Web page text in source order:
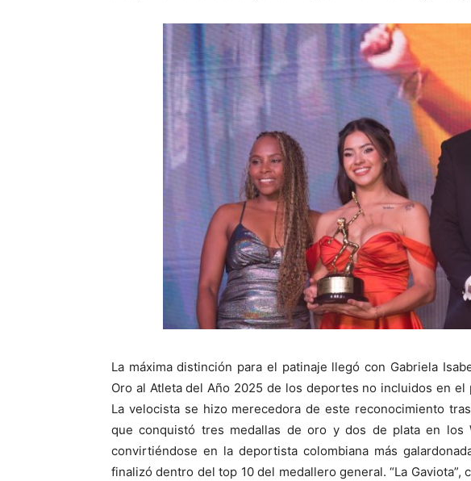
La máxima distinción para el patinaje llegó con Gabriela
Oro al Atleta del Año 2025 de los deportes no incluidos en el
La velocista se hizo merecedora de este reconocimiento
que conquistó tres medallas de oro y dos de plata en los
convirtiéndose en la deportista colombiana más
finalizó dentro del top 10 del medallero general. “La Gaviota”,